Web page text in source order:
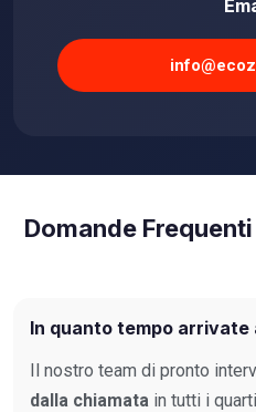
Domande
In quanto tempo arrivate
Il nostro team di pronto
dalla chiamata in tutti i